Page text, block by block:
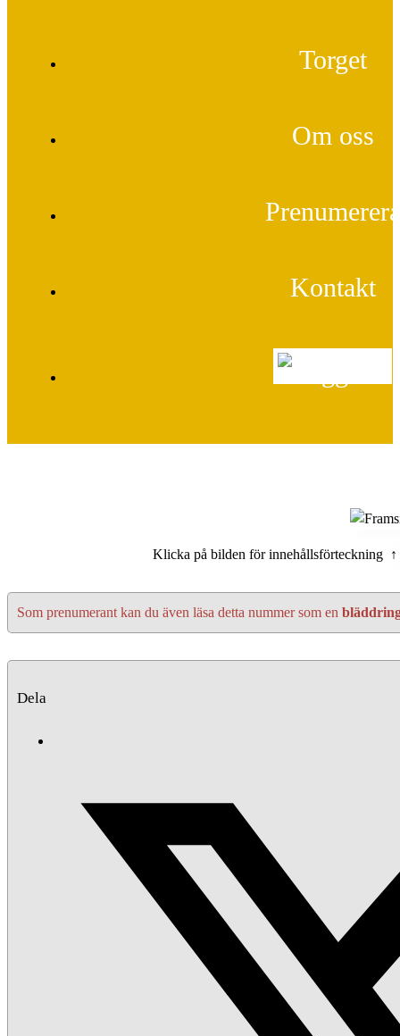
Torget
Om oss
Prenumerera
Kontakt
Klicka på bilden för innehållsförteckning ↑
Som prenumerant kan du även läsa detta nummer som en
Dela